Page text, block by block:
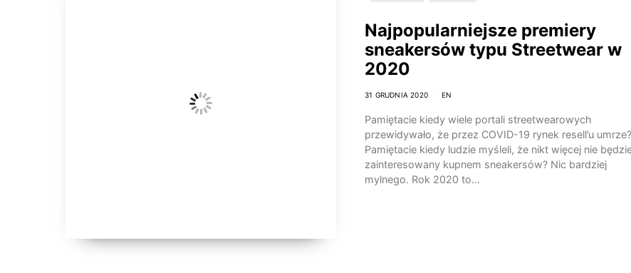
Najpopularniejsze premiery
sneakersów typu Streetwear w
2020
31 GRUDNIA 2020 EN
Pamiętacie kiedy wiele portali streetwearowych
przewidywało, że przez COVID-19 rynek resell’u umrze?
Pamiętacie kiedy ludzie myśleli, że nikt więcej nie
zainteresowany kupnem sneakersów? Nic bardziej
mylnego. Rok 2020 to…